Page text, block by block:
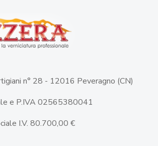
n° 28 - 12016 Peveragno (CN)
e P.IVA 02565380041
I.V. 80.700,00 €